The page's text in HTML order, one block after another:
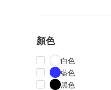
顏色
白色
藍色
黑色